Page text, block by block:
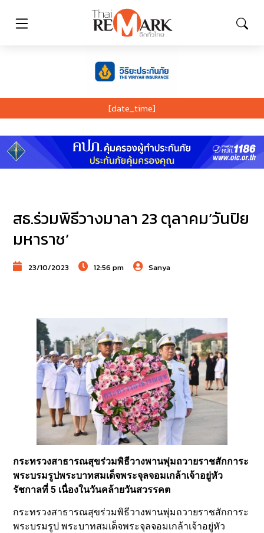
[date_time]
สธ.ร่วมพิธีวางมาลา 23 ตุลาคม’วันปิย
มหาราช’
23/10/2023 12:56 pm Sanya
กระทรวงสาธารณสุขร่วมพิธีวางพานพุ่มถวายราชสักการะ
พระบรมรูปพระบาทสมเด็จพระจุลจอมเกล้าเจ้าอยู่หัว
รัชกาลที่ 5 เนื่องในวันคล้ายวันสวรรคต
กระทรวงสาธารณสุขร่วมพิธีวางพานพุ่มถวายราชสักการะ
พระบรมรูป พระบาทสมเด็จพระจุลจอมเกล้าเจ้าอยู่หัว